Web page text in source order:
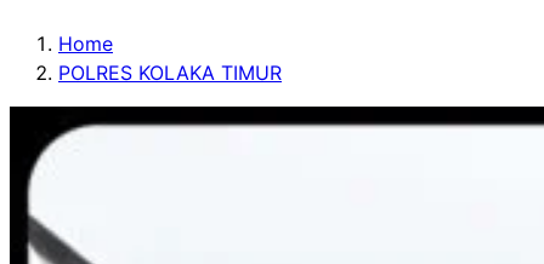
Home
POLRES KOLAKA TIMUR